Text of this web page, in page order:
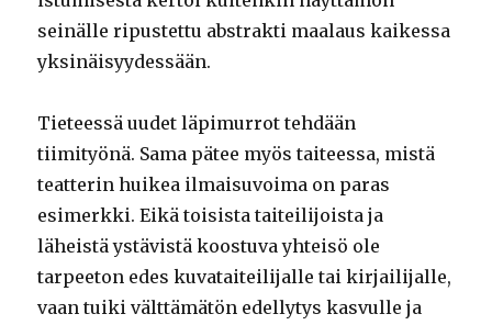
seinälle ripustettu abstrakti maalaus kaikessa
yksinäisyydessään.
Tieteessä uudet läpimurrot tehdään
tiimityönä. Sama pätee myös taiteessa, mistä
teatterin huikea ilmaisuvoima on paras
esimerkki. Eikä toisista taiteilijoista ja
läheistä ystävistä koostuva yhteisö ole
tarpeeton edes kuvataiteilijalle tai kirjailijalle,
vaan tuiki välttämätön edellytys kasvulle ja